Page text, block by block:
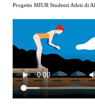
Progetto MIUR Studenti Atleti di